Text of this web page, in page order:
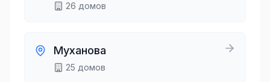
26 домов
Муханова
25 домов